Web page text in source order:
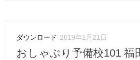
ダウンロード 2019年1月21日
おしゃぶり予備校101 福